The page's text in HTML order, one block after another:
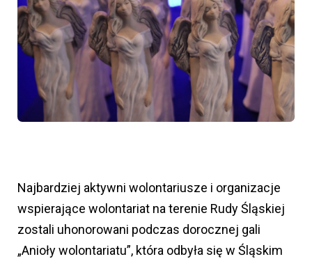
Najbardziej aktywni wolontariusze i organizacje
wspierające wolontariat na terenie Rudy Śląskiej
zostali uhonorowani podczas dorocznej gali
„Anioły wolontariatu”, która odbyła się w Śląskim